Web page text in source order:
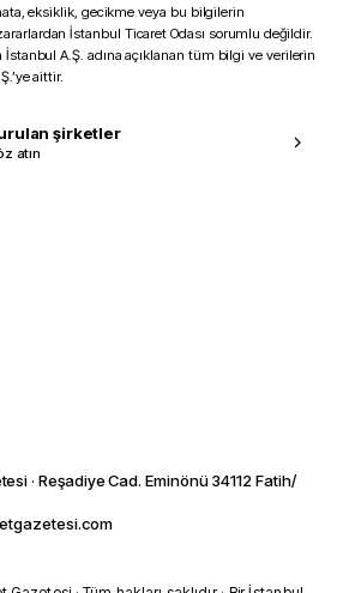
eksiklik, gecikme veya bu bilgilerin
İstanbul Ticaret Odası sorumlu değildir.
A.Ş. adına açıklanan tüm bilgi ve verilerin
aittir.
şirketler
atın
· Reşadiye Cad. Eminönü 34112 Fatih/